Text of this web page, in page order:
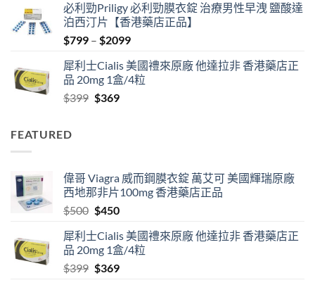
was:
$500.
is:
$450.
必利勁Priligy 必利勁膜衣錠 治療男性早洩 鹽酸達
泊西汀片【香港藥店正品】
$799 – $2099Price
$799
through
犀利士Cialis 美國禮來原廠 他達拉非 香港藥店正
品 20mg 1盒/4粒
$399 Original
$369Current
FEATURED
偉哥 Viagra 威而鋼膜衣錠 萬艾可 美國輝瑞原廠
西地那非片100mg 香港藥店正品
$500 Original
was:
$500.
$450Current
is:
$450.
犀利士Cialis 美國禮來原廠 他達拉非 香港藥店正
品 20mg 1盒/4粒
$399 Original
$369Current